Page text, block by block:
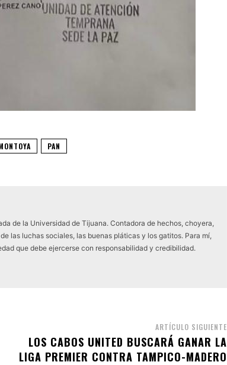
PAN
de la Universidad de Tijuana. Contadora de hechos, choyera,
las luchas sociales, las buenas pláticas y los gatitos. Para mí,
que debe ejercerse con responsabilidad y credibilidad.
ARTÍCULO SIGUIENTE
LOS CABOS UNITED BUSCARÁ GANAR LA
LIGA PREMIER CONTRA TAMPICO-MADERO